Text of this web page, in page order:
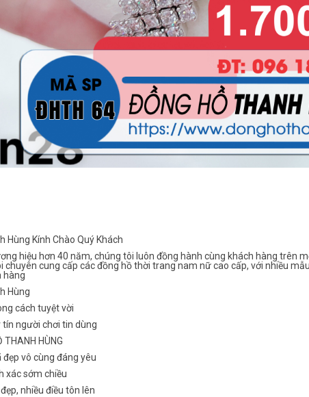
Hùng Kính Chào Quý Khách
hiệu hơn 40 năm, chúng tôi luôn đồng hành cùng khách hàng trên
chuyên cung cấp các đồng hồ thời trang nam nữ cao cấp, với nhiều
hàng
Hùng
cách tuyệt vời
tín người chơi tin dùng
THANH HÙNG
đẹp vô cùng đáng yêu
xác sớm chiều
nhiều điều tôn lên